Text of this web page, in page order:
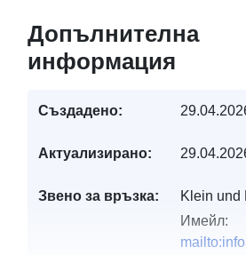
Допълнителна
информация
Създадено:
Актуализирано:
Звено за връзка:
Klein und
Имейл: